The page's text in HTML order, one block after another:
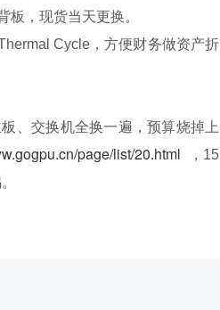
，现货当天更换。
Cycle，方便财务做资产折
、交换机全换一遍，预算烧掉上
page/list/20.html ，15